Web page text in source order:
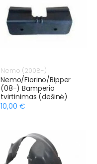
Nemo (2008-)
Nemo/Fiorino/Bipper
(08-) Bamperio
tvirtinimas (dešinė)
10,00 €